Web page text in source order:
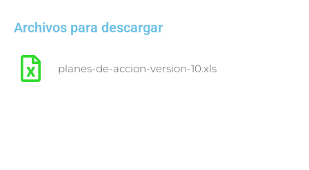
Archivos para descargar
planes-de-accion-version-10.xls